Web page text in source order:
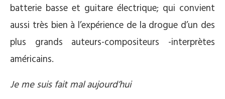
batterie basse et guitare électrique; qui convient
aussi très bien à l’expérience de la drogue d’un des
plus grands auteurs-compositeurs -interprètes
américains.
Je me suis fait mal aujourd’hui